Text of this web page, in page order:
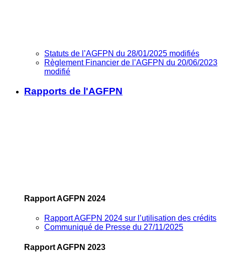
Statuts de l’AGFPN du 28/01/2025 modifiés
Règlement Financier de l’AGFPN du 20/06/2023
modifié
Rapports de l'AGFPN
Rapport AGFPN 2024
Rapport AGFPN 2024 sur l’utilisation des crédits
Communiqué de Presse du 27/11/2025
Rapport AGFPN 2023